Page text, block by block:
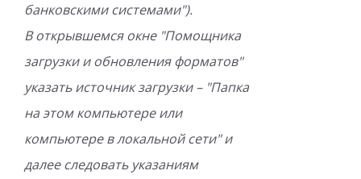
банковскими системами").
В открывшемся окне "Помощника
загрузки и обновления форматов"
указать источник загрузки – "Папка
на этом компьютере или
компьютере в локальной сети" и
далее следовать указаниям